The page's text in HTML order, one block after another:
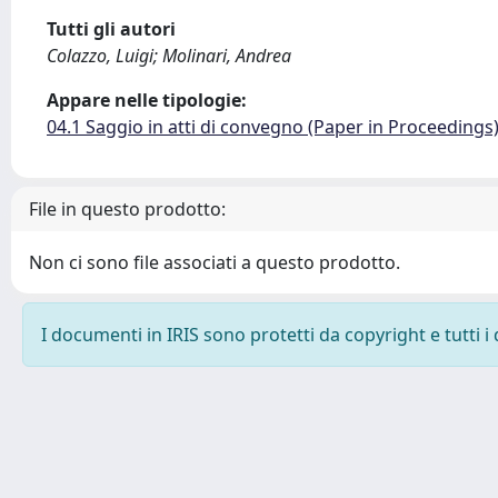
Tutti gli autori
Colazzo, Luigi; Molinari, Andrea
Appare nelle tipologie:
04.1 Saggio in atti di convegno (Paper in Proceedings)
File in questo prodotto:
Non ci sono file associati a questo prodotto.
I documenti in IRIS sono protetti da copyright e tutti